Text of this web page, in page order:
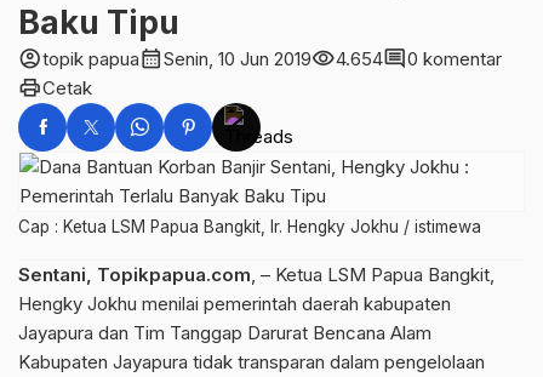
Baku Tipu
account_circletopik papuacalendar_monthSenin, 10 Jun 2019visibility4.654comment0 komentar
printCetak
Cap : Ketua LSM Papua Bangkit, Ir. Hengky Jokhu / istimewa
Sentani, Topikpapua.com , – Ketua LSM Papua Bangkit,
Hengky Jokhu menilai pemerintah daerah kabupaten
Jayapura dan Tim Tanggap Darurat Bencana Alam
Kabupaten Jayapura tidak transparan dalam pengelolaan